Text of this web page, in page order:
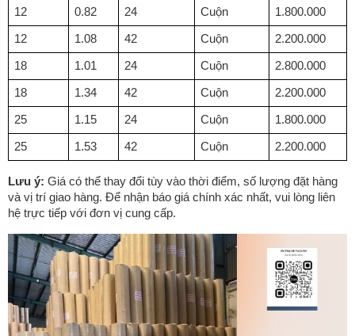
12 0.82 24 Cuộn 1.800.000
12 1.08 42 Cuộn 2.200.000
18 1.01 24 Cuộn 2.800.000
18 1.34 42 Cuộn 2.200.000
25 1.15 24 Cuộn 1.800.000
25 1.53 42 Cuộn 2.200.000
Lưu ý: Giá có thể thay đổi tùy vào thời điểm, số lượng đặt hàng
và vị trí giao hàng. Để nhận báo giá chính xác nhất, vui lòng liên
hệ trực tiếp với đơn vị cung cấp.